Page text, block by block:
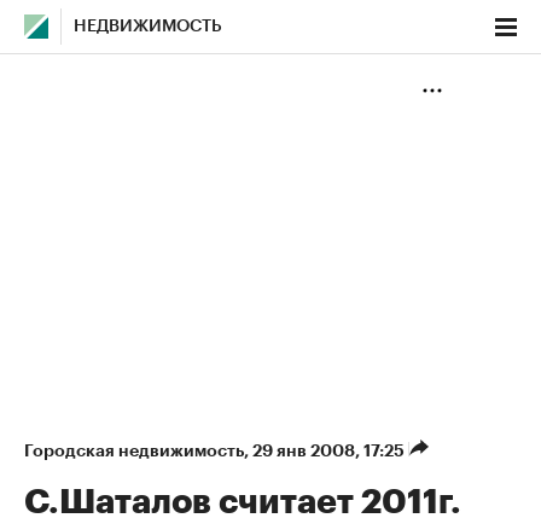
НЕДВИЖИМОСТЬ
Городская недвижимость⁠, 29 янв 2008, 17:25
С.Шаталов считает 2011г.